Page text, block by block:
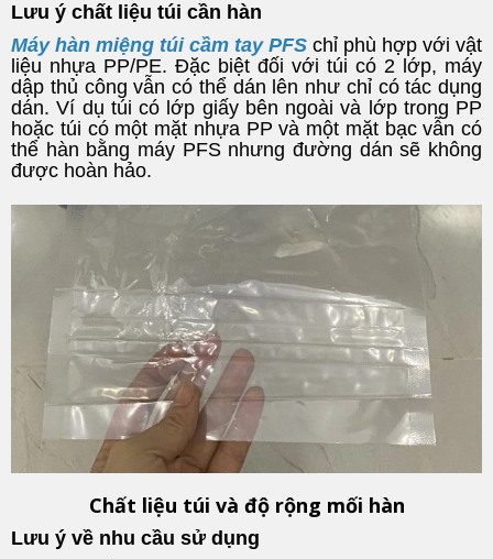
Lưu ý chất liệu túi cần hàn
Máy hàn miệng túi cầm tay PFS chỉ phù hợp với vật
liệu nhựa PP/PE. Đặc biệt đối với túi có 2 lớp, máy
dập thủ công vẫn có thể dán lên như chỉ có tác dụng
dán. Ví dụ túi có lớp giấy bên ngoài và lớp trong PP
hoặc túi có một mặt nhựa PP và một mặt bạc vẫn có
thể hàn bằng máy PFS nhưng đường dán sẽ không
được hoàn hảo.
Chất liệu túi và độ rộng mối hàn
Lưu ý về nhu cầu sử dụng